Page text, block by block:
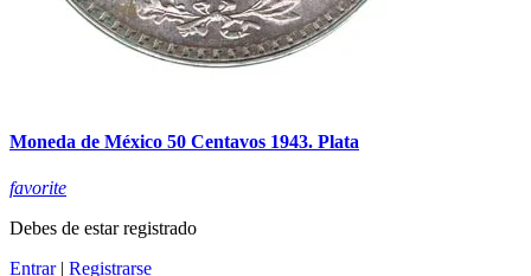
Moneda de México 50 Centavos 1943. Plata
favorite
Debes de estar registrado
Entrar| Registrarse